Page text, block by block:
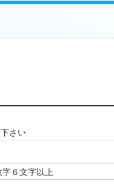
さい
６文字以上